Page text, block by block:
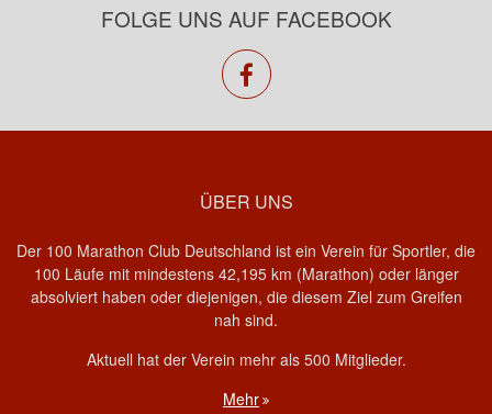
FOLGE UNS AUF FACEBOOK
facebook
ÜBER UNS
Der 100 Marathon Club Deutschland ist ein Verein für Sportler, die
100 Läufe mit mindestens 42,195 km (Marathon) oder länger
absolviert haben oder diejenigen, die diesem Ziel zum Greifen
nah sind.
Aktuell hat der Verein mehr als 500 Mitglieder.
Mehr